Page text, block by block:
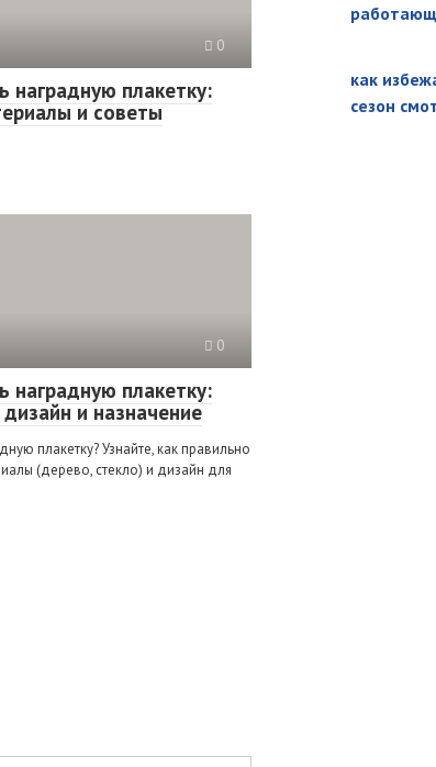
0
наградную плакетку:
и советы
0
наградную плакетку:
и назначение
плакетку? Узнайте, как правильно
(дерево, стекло) и дизайн для
как
сезон